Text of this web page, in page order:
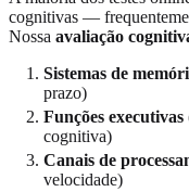
cognitivas —
Nossa avaliação
Sistemas de
prazo)
Funções executivas
cognitiva)
Canais de
velocidade)